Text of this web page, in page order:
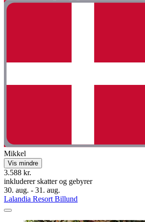
Mikkel
Vis mindre
3.588 kr.
inkluderer skatter og gebyrer
30. aug. - 31. aug.
Lalandia Resort Billund